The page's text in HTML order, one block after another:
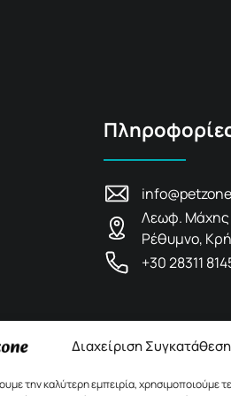
Διαχείριση
την καλύτερη εμπειρία, χρησιμοποιούμε
Λεωφ. Μάχης
Ρέθυμνο,
+30 28311